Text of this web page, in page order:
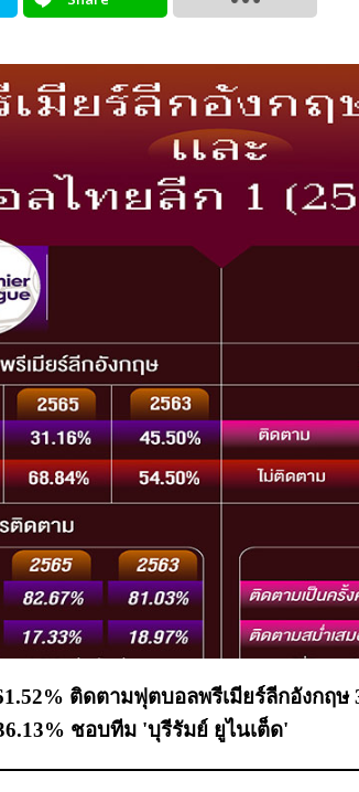
ติดตามฟุตบอลพรีเมียร์ลีกอังกฤ
ชอบทีม 'บุรีรัมย์ ยูไนเต็ด'